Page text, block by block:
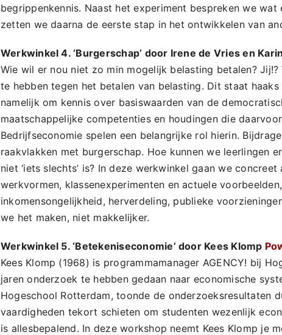
begrippenkennis. Naast het experiment bespreken we
zetten we daarna de eerste stap in het ontwikkelen van
Werkwinkel 4. ‘Burgerschap’ door Irene de Vries en
Wie wil er nou niet zo min mogelijk belasting betalen?
te hebben tegen het betalen van belasting. Dit staat
namelijk om kennis over basiswaarden van de
maatschappelijke competenties en houdingen die
Bedrijfseconomie spelen een belangrijke rol hierin.
raakvlakken met burgerschap. Hoe kunnen we leerlingen
niet ‘iets slechts’ is? In deze werkwinkel gaan we
werkvormen, klassenexperimenten en actuele
inkomensongelijkheid, herverdeling, publieke
we het maken, niet makkelijker.
Werkwinkel 5. ‘Betekeniseconomie’ door Kees Klomp
Kees Klomp (1968) is programmamanager AGENCY! bij
jaren onderzoek te hebben gedaan naar economische
Hogeschool Rotterdam, toonde de onderzoeksresultaten
vaardigheden tekort schieten om studenten wezenlijk
is allesbepalend. In deze workshop neemt Kees Klomp je